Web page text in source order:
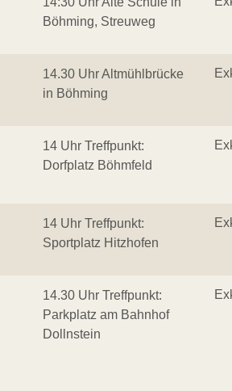
Böhming, Streuweg
14.30 Uhr Altmühlbrücke
in Böhming
14 Uhr Treffpunkt:
Dorfplatz Böhmfeld
14 Uhr Treffpunkt:
Sportplatz Hitzhofen
14.30 Uhr Treffpunkt:
Parkplatz am Bahnhof
Dollnstein